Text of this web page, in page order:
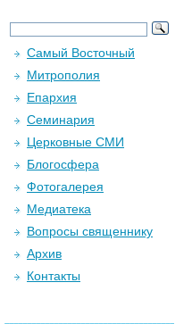
Самый Восточный
Митрополия
Епархия
Семинария
Церковные СМИ
Блогосфера
Фотогалерея
Медиатека
Вопросы священнику
Архив
Контакты